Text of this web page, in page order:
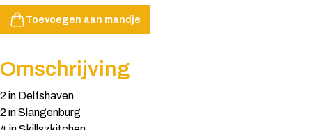
Toevoegen aan mandje
Omschrijving
2 in Delfshaven
2 in Slangenburg